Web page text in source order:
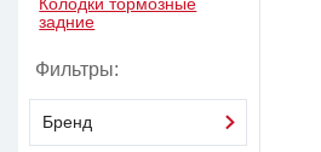
Колодки тормозные
задние
Фильтры:
Бренд